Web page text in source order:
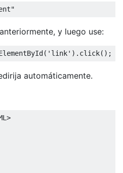
y luego use:
( 'link' ). click();
automáticamente.
>